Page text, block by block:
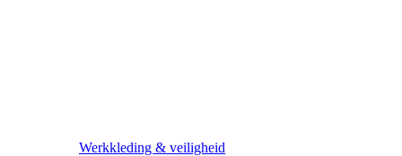
Werkkleding & veiligheid